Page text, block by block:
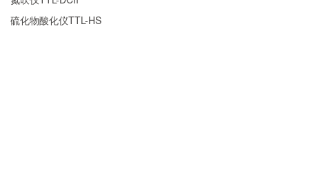
硫化物酸化仪TTL-HS